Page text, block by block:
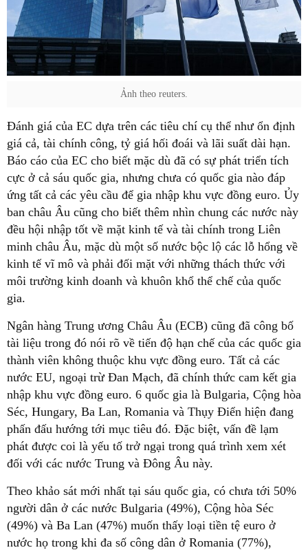
Ảnh theo reuters.
Đánh giá của EC dựa trên các tiêu chí cụ thể như ổn định
giá cả, tài chính công, tỷ giá hối đoái và lãi suất dài hạn.
Báo cáo của EC cho biết mặc dù đã có sự phát triển tích
cực ở cả sáu quốc gia, nhưng chưa có quốc gia nào đáp
ứng tất cả các yêu cầu để gia nhập khu vực đồng euro. Ủy
ban châu Âu cũng cho biết thêm nhìn chung các nước này
đều hội nhập tốt về mặt kinh tế và tài chính trong Liên
minh châu Âu, mặc dù một số nước bộc lộ các lỗ hổng về
kinh tế vĩ mô và phải đối mặt với những thách thức với
môi trường kinh doanh và khuôn khổ thể chế của quốc
gia.
Ngân hàng Trung ương Châu Âu (ECB) cũng đã công bố
tài liệu trong đó nói rõ về tiến độ hạn chế của các quốc gia
thành viên không thuộc khu vực đồng euro. Tất cả các
nước EU, ngoại trừ Đan Mạch, đã chính thức cam kết gia
nhập khu vực đồng euro. 6 quốc gia là Bulgaria, Cộng hòa
Séc, Hungary, Ba Lan, Romania và Thụy Điển hiện đang
phấn đấu hướng tới mục tiêu đó. Đặc biệt, vấn đề lạm
phát được coi là yếu tố trở ngại trong quá trình xem xét
đối với các nước Trung và Đông Âu này.
Theo khảo sát mới nhất tại sáu quốc gia, có chưa tới 50%
người dân ở các nước Bulgaria (49%), Cộng hòa Séc
(49%) và Ba Lan (47%) muốn thấy loại tiền tệ euro ở
nước họ trong khi đa số công dân ở Romania (77%),